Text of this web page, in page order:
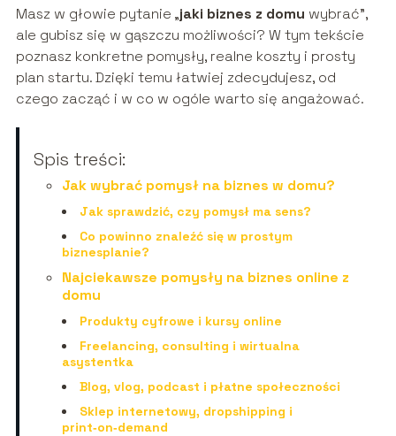
Masz w głowie pytanie „jaki biznes z domu wybrać”,
ale gubisz się w gąszczu możliwości? W tym tekście
poznasz konkretne pomysły, realne koszty i prosty
plan startu. Dzięki temu łatwiej zdecydujesz, od
czego zacząć i w co w ogóle warto się angażować.
Spis treści:
Jak wybrać pomysł na biznes w domu?
Jak sprawdzić, czy pomysł ma sens?
Co powinno znaleźć się w prostym
biznesplanie?
Najciekawsze pomysły na biznes online z
domu
Produkty cyfrowe i kursy online
Freelancing, consulting i wirtualna
asystentka
Blog, vlog, podcast i płatne społeczności
Sklep internetowy, dropshipping i
print‑on‑demand